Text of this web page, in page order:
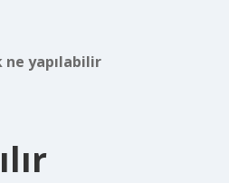
yapılabilir